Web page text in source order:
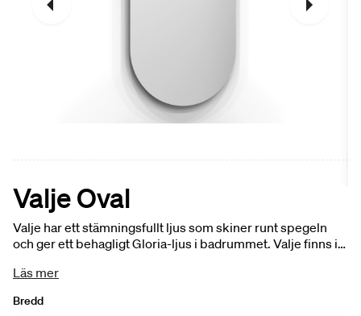
Valje Oval
Valje har ett stämningsfullt ljus som skiner runt spegeln
och ger ett behagligt Gloria-ljus i badrummet. Valje finns i
varför inte spegel i traditionellt uttryck.
Läs mer
Bredd